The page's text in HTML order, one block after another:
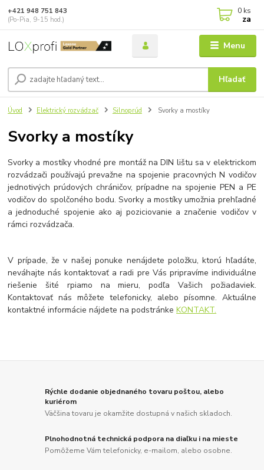
Menu
Hľadať
+421 948 751 843
(Po-Pia, 9-15 hod.)
0 ks
za
Úvod Elektrický rozvádzač Silnoprúd Svorky a mostíky
Svorky a mostíky
Svorky a mostíky vhodné pre montáž na DIN lištu sa v elektrickom
rozvádzači používajú prevažne na spojenie pracovných N vodičov
jednotivých prúdových chráničov, prípadne na spojenie PEN a PE
vodičov do spolčoného bodu. Svorky a mostíky umožnia prehľadné
a jednoduché spojenie ako aj poziciovanie a značenie vodičov v
rámci rozvádzača.
V prípade, že v našej ponuke nenájdete položku, ktorú hľadáte,
neváhajte nás kontaktovať a radi pre Vás pripravíme individuálne
riešenie šité rpiamo na mieru, podľa Vašich požiadaviek.
Kontaktovať nás môžete telefonicky, alebo písomne. Aktuálne
kontaktné informácie nájdete na podstránkeKONTAKT.
Rýchle dodanie objednaného tovaru poštou, alebo
kuriérom
Väčšina tovaru je okamžite dostupná v našich skladoch.
Plnohodnotná technická podpora na diaľku i na mieste
Pomôžeme Vám telefonicky, e-mailom, alebo osobne.